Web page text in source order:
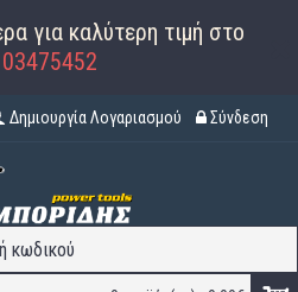
για καλύτερη τιμή στο
Δημιουργία Λογαριασμού Σύνδεση